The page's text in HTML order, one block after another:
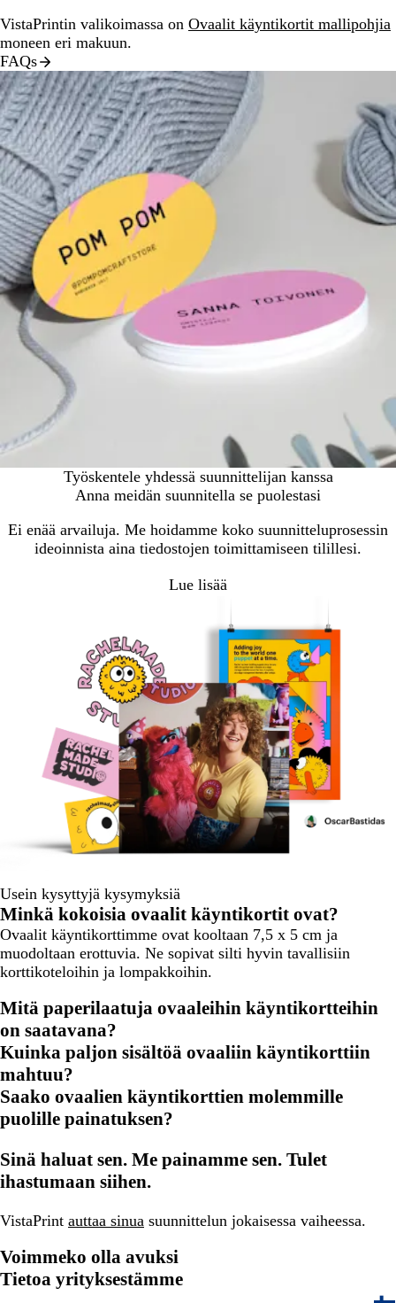
VistaPrintin valikoimassa on Ovaalit käyntikortit mallipohjia
moneen eri makuun.
FAQs
Työskentele yhdessä suunnittelijan kanssa
Anna meidän suunnitella se puolestasi
Ei enää arvailuja. Me hoidamme koko suunnitteluprosessin
ideoinnista aina tiedostojen toimittamiseen tilillesi.
Lue lisää
Usein kysyttyjä kysymyksiä
Minkä kokoisia ovaalit käyntikortit ovat?
Ovaalit käyntikorttimme ovat kooltaan 7,5 x 5 cm ja
muodoltaan erottuvia. Ne sopivat silti hyvin tavallisiin
korttikoteloihin ja lompakkoihin.
Mitä paperilaatuja ovaaleihin käyntikortteihin
on saatavana?
Kuinka paljon sisältöä ovaaliin käyntikorttiin
mahtuu?
Saako ovaalien käyntikorttien molemmille
puolille painatuksen?
Sinä haluat sen. Me painamme sen. Tulet
ihastumaan siihen.
VistaPrint auttaa sinua suunnittelun jokaisessa vaiheessa.
Voimmeko olla avuksi
Tietoa yrityksestämme